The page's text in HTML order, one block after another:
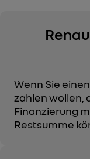
Wenn Sie
zahlen wollen,
Finanzierung
Restsumme